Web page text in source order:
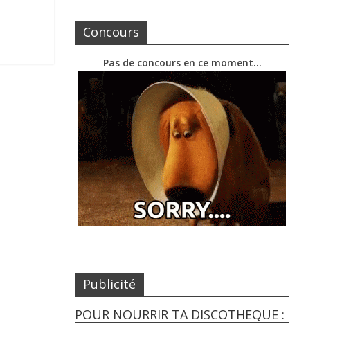
Concours
Pas de concours en ce moment…
Publicité
POUR NOURRIR TA DISCOTHEQUE :